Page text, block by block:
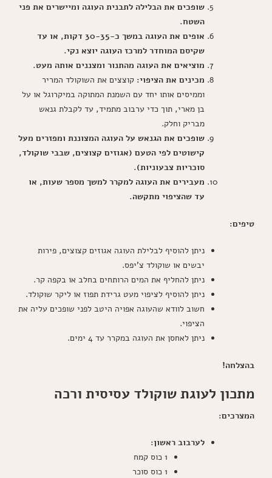
שופכים את הבלילה לתבנית העוגה ומיישרים את פני
השטח.
אופים את העוגה במשך כ-30-35 דקות, או עד
שקיסם המוחדר למרכז העוגה יוצא נקי.
מוציאים את העוגה מהתנור ומצננים אותה מעט.
מכינים את הציפוי: קוצצים את השוקולד המריר
וממיסים אותו יחד עם השמנת המתוקה במיקרוגל או על
בן מארי, תוך כדי ערבוב מתמיד, עד לקבלת גנאש
מבריק וחלק.
שופכים את הגנאש על העוגה המצוננת ומפזרים מעל
קישוטים לפי הטעם (אגוזים קצוצים, שבבי שוקולד,
סוכריות צבעוניות).
מעבירים את העוגה למקרר למשך מספר שעות, או
עד שהציפוי מתקשה.
טיפים:
ניתן להוסיף לבלילת העוגה אגוזים קצוצים, פירות
יבשים או שוקולד צ'יפס.
ניתן להחליף את המים הרותחים בחלב או בקפה קר.
ניתן להוסיף לציפוי מעט גרידת תפוז או ליקר שוקולד.
חשוב לוודא שהעוגה אפויה היטב לפני שופכים עליה את
הציפוי.
ניתן לאחסן את העוגה במקרר עד 4 ימים.
בהצלחה!
מתכון לעוגת שוקולד עסיסית ורכה
המצרכים:
לערבוב ראשון:
1 כוס קמח
1 כוס סוכר